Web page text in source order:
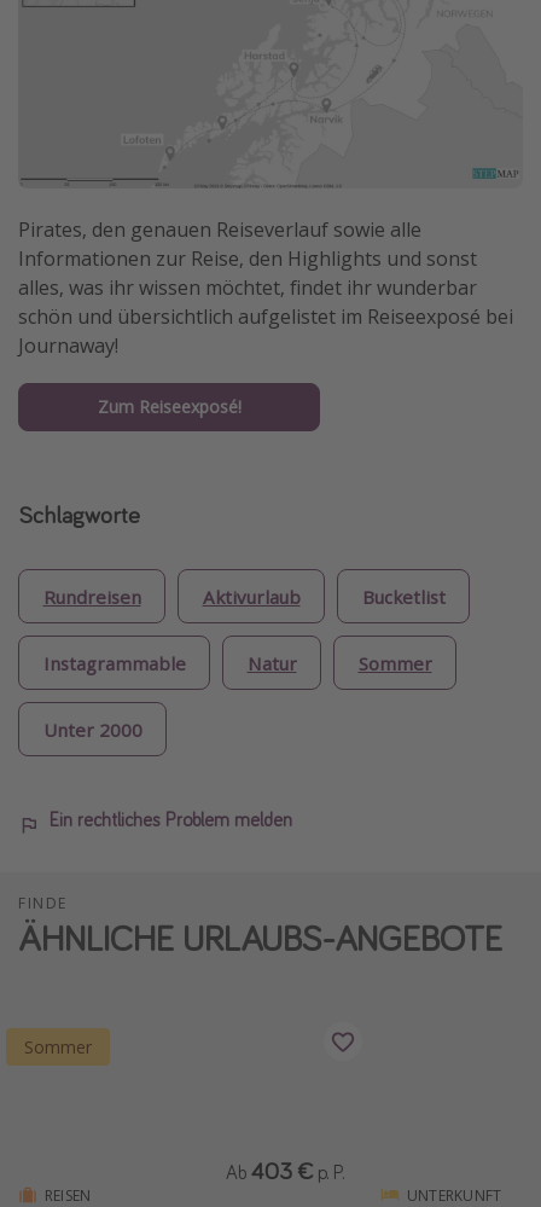
Pirates, den genauen Reiseverlauf sowie alle
Informationen zur Reise, den Highlights und sonst
alles, was ihr wissen möchtet, findet ihr wunderbar
schön und übersichtlich aufgelistet im Reiseexposé bei
Journaway!
Zum Reiseexposé!
Schlagworte
Rundreisen Aktivurlaub Bucketlist
Instagrammable Natur Sommer
Unter 2000
Ein rechtliches Problem melden
FINDE
ÄHNLICHE URLAUBS-ANGEBOTE
Sommer
REISEN
Ab 403 € p. P.
UNTERKUNFT